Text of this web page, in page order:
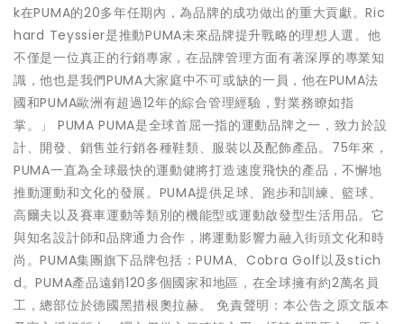
k在PUMA的20多年任期內，為品牌的成功做出的重大貢獻。Ric
hard Teyssier是推動PUMA未來品牌提升戰略的理想人選。他
不僅是一位真正的行銷專家，在品牌管理方面有著深厚的專業知
識，他也是我們PUMA大家庭中不可或缺的一員，他在PUMA法
國和PUMA歐洲有超過12年的綜合管理經驗，對業務瞭如指
掌。」 PUMA PUMA是全球首屈一指的運動品牌之一，致力於設
計、開發、銷售並行銷各種鞋類、服裝以及配飾產品。75年來，
PUMA一直為全球最快的運動健將打造速度飛快的產品，不懈地
推動運動和文化的發展。PUMA提供足球、跑步和訓練、籃球、
高爾夫以及賽車運動等類別的機能型或運動啟發型生活用品。它
與知名設計師和品牌通力合作，將運動影響力融入街頭文化和時
尚。PUMA集團旗下品牌包括：PUMA、Cobra Golf以及stich
d。PUMA產品遠銷120多個國家和地區，在全球擁有約2萬名員
工，總部位於德國黑措根奧拉赫。 免責聲明：本公告之原文版本